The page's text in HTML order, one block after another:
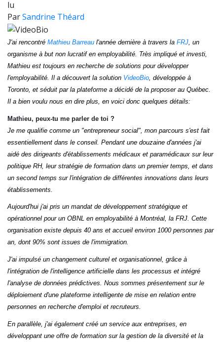
lu
ParSandrine Théard
J'ai rencontré Mathieu Barreau l'année dernière à travers la FRJ, un
organisme à but non lucratif en employabilité. Très impliqué et investi,
Mathieu est toujours en recherche de solutions pour développer
l'employabilité. Il a découvert la solution VideoBio, développée à
Toronto, et séduit par la plateforme a décidé de la proposer au Québec.
Il a bien voulu nous en dire plus, en voici donc quelques détails:
Mathieu, peux-tu me parler de toi ?
Je me qualifie comme un "entrepreneur social", mon parcours s'est fait
essentiellement dans le conseil. Pendant une douzaine d'années j'ai
aidé des dirigeants d'établissements médicaux et paramédicaux sur leur
politique RH, leur stratégie de formation dans un premier temps, et dans
un second temps sur l'intégration de différentes innovations dans leurs
établissements.
Aujourd'hui j'ai pris un mandat de développement stratégique et
opérationnel pour un OBNL en employabilité à Montréal, la FRJ. Cette
organisation existe depuis 40 ans et accueil environ 1000 personnes par
an, dont 90% sont issues de l'immigration.
J'ai impulsé un changement culturel et organisationnel, grâce à
l'intégration de l'intelligence artificielle dans les processus et intégré
l'analyse de données prédictives. Nous sommes présentement sur le
déploiement d'une plateforme intelligente de mise en relation entre
personnes en recherche d'emploi et recruteurs.
En parallèle, j'ai également créé un service aux entreprises, en
développant une offre de formation sur la gestion de la diversité et la